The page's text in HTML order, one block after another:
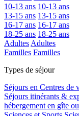
10-13 ans 10-13 ans
13-15 ans 13-15 ans
16-17 ans 16-17 ans
18-25 ans 18-25 ans
Adultes Adultes
Familles Familles
Types de séjour
Séjours en Centres de
Séjours itinérants &
hébergement en gîte